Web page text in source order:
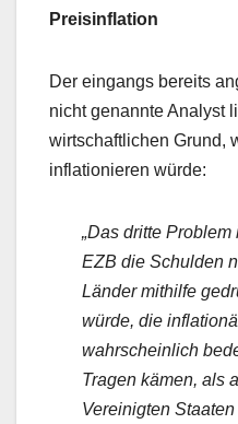
Preisinflation
Der eingangs bereits
nicht genannte Analyst
wirtschaftlichen Grund,
inflationieren würde:
„Das dritte
EZB die Schulden
Länder mithilfe
würde, die
wahrscheinlich
Tragen kämen, als
Vereinigten